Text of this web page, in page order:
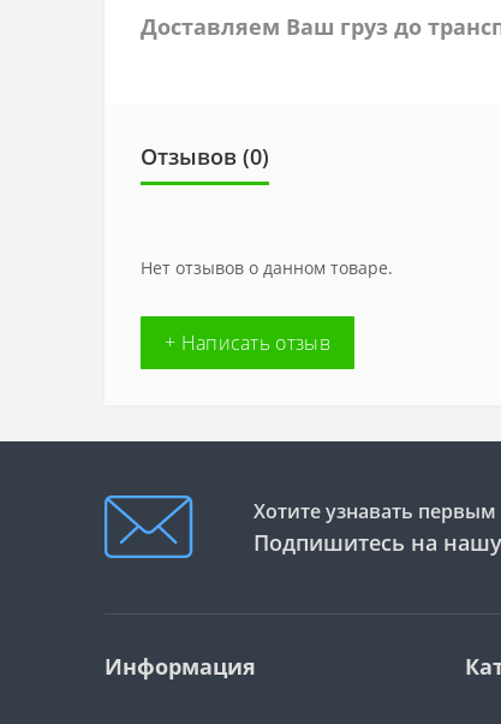
Доставляем Ваш груз до
Отзывов (0)
Нет отзывов о данном товаре.
+ Написать отзыв
Хотите узнавать
Подпишитесь на
Информация